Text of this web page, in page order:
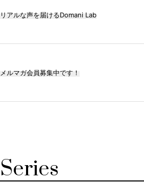
リアルな声を届けるDomani Lab
メルマガ会員募集中です！
Series